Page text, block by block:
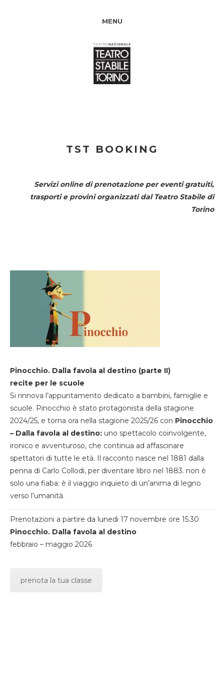
MENU
TST BOOKING
Servizi online di prenotazione per eventi gratuiti,
trasporti e provini organizzati dal Teatro Stabile di
Torino
Pinocchio. Dalla favola al destino (parte II)
recite per le scuole
Si rinnova l’appuntamento dedicato a bambini, famiglie e
scuole. Pinocchio è stato protagonista della stagione
2024/25, e torna ora nella stagione 2025/26 con Pinocchio
– Dalla favola al destino: uno spettacolo coinvolgente,
ironico e avventuroso, che continua ad affascinare
spettatori di tutte le età. Il racconto nasce nel 1881 dalla
penna di Carlo Collodi, per diventare libro nel 1883. non è
solo una fiaba: è il viaggio inquieto di un’anima di legno
verso l’umanità.
Prenotazioni a partire da lunedi 17 novembre ore 15.30
Pinocchio. Dalla favola al destino
febbraio – maggio 2026
prenota la tua classe